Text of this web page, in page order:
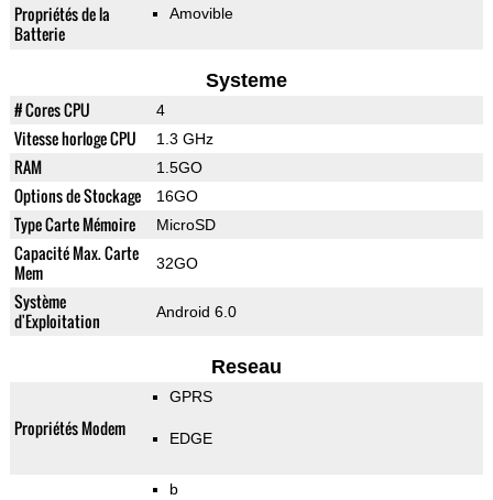
Propriétés de la
Batterie
Amovible
Systeme
# Cores CPU 4
Vitesse horloge CPU 1.3 GHz
RAM 1.5GO
Options de Stockage 16GO
Type Carte Mémoire MicroSD
Capacité Max. Carte
Mem
32GO
Système
d'Exploitation
Android 6.0
Reseau
Propriétés Modem
GPRS
EDGE
b